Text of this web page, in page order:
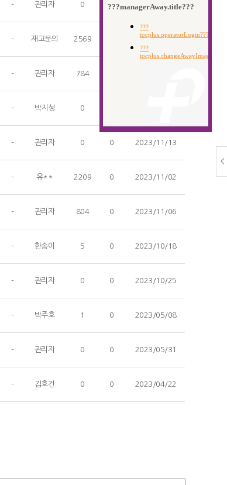
- 관리자 0 0 2024/05/24
- 재고문의 2569 2024/04/09
- 관리자 784
- 박지성 0
- 관리자 0 0 2023/11/13
- 유** 2209 0 2023/11/02
- 관리자 804 0 2023/11/06
- 한송이 5 0 2023/10/18
- 관리자 0 0 2023/10/25
- 박주호 1 0 2023/05/08
- 관리자 0 0 2023/05/31
- 김호건 0 0 2023/04/22
<